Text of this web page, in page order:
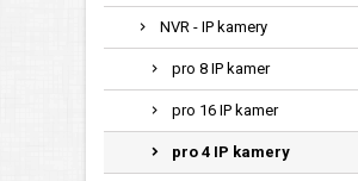
NVR - IP kamery
pro 8 IP kamer
pro 16 IP kamer
pro 4 IP kamery